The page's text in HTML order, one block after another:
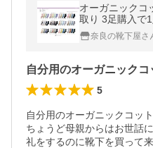
オーガニックコ
取り 3足購入で
8種 婦人 6919-
奈良の靴下屋さ
5
自分用のオーガニックコッ
ちょうど母親からはお世話
礼をするのに靴下を買って